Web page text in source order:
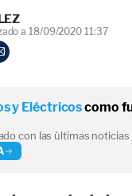
a 18/09/2020 11:37
y Eléctricoscomo
con las últimas noticias